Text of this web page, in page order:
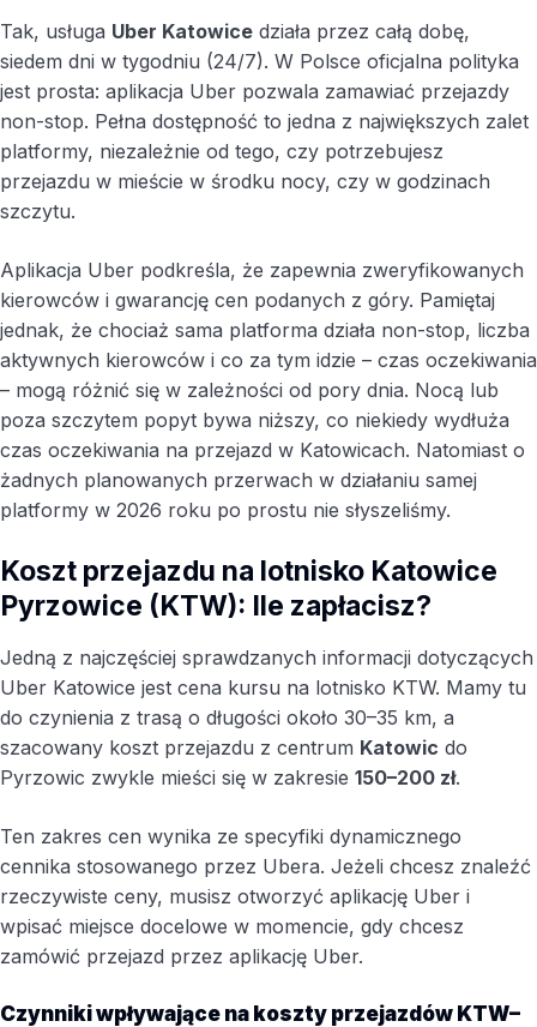
Tak, usługa Uber Katowice działa przez całą dobę,
siedem dni w tygodniu (24/7). W Polsce oficjalna polityka
jest prosta: aplikacja Uber pozwala zamawiać przejazdy
non-stop. Pełna dostępność to jedna z największych zalet
platformy, niezależnie od tego, czy potrzebujesz
przejazdu w mieście w środku nocy, czy w godzinach
szczytu.
Aplikacja Uber podkreśla, że zapewnia zweryfikowanych
kierowców i gwarancję cen podanych z góry. Pamiętaj
jednak, że chociaż sama platforma działa non-stop, liczba
aktywnych kierowców i co za tym idzie – czas oczekiwania
– mogą różnić się w zależności od pory dnia. Nocą lub
poza szczytem popyt bywa niższy, co niekiedy wydłuża
czas oczekiwania na przejazd w Katowicach. Natomiast o
żadnych planowanych przerwach w działaniu samej
platformy w 2026 roku po prostu nie słyszeliśmy.
Koszt przejazdu na lotnisko Katowice
Pyrzowice (KTW): Ile zapłacisz?
Jedną z najczęściej sprawdzanych informacji dotyczących
Uber Katowice jest cena kursu na lotnisko KTW. Mamy tu
do czynienia z trasą o długości około 30–35 km, a
szacowany koszt przejazdu z centrum Katowic do
Pyrzowic zwykle mieści się w zakresie 150–200 zł.
Ten zakres cen wynika ze specyfiki dynamicznego
cennika stosowanego przez Ubera. Jeżeli chcesz znaleźć
rzeczywiste ceny, musisz otworzyć aplikację Uber i
wpisać miejsce docelowe w momencie, gdy chcesz
zamówić przejazd przez aplikację Uber.
Czynniki wpływające na koszty przejazdów KTW–